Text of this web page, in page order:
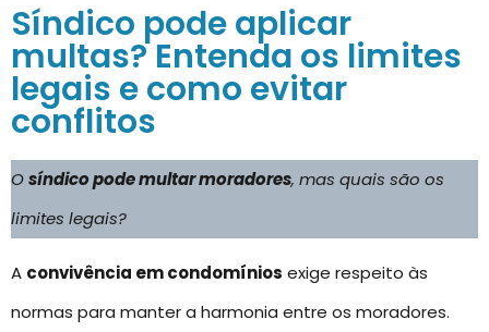
Síndico pode aplicar
multas? Entenda os limites
legais e como evitar
conflitos
Osíndico pode multar moradores, mas quais são os
limites legais?
A convivência em condomínios exige respeito às
normas para manter a harmonia entre os moradores.